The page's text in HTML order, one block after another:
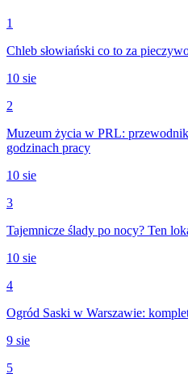
1
Chleb słowiański co to za
10 sie
2
Muzeum życia w PRL:
godzinach pracy
10 sie
3
Tajemnicze ślady po nocy? Ten
10 sie
4
Ogród Saski w Warszawie:
9 sie
5